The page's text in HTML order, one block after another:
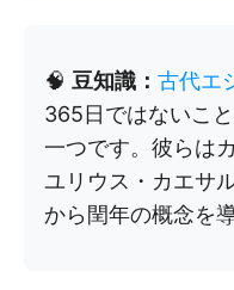
🧠 豆知識： 古代エ
365日ではないこ
一つです。彼らは
ユリウス・カエサ
から閏年の概念を